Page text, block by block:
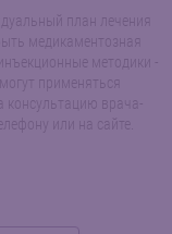
план лечения
медикаментозная
методики -
применяться
консультацию врача-
или на сайте.